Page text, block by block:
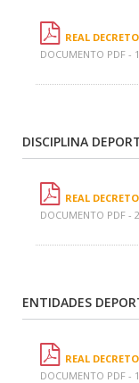
REAL
DOCUMENTO PDF -
DISCIPLINA
REAL
DOCUMENTO PDF -
ENTIDADES
REAL
DOCUMENTO PDF -